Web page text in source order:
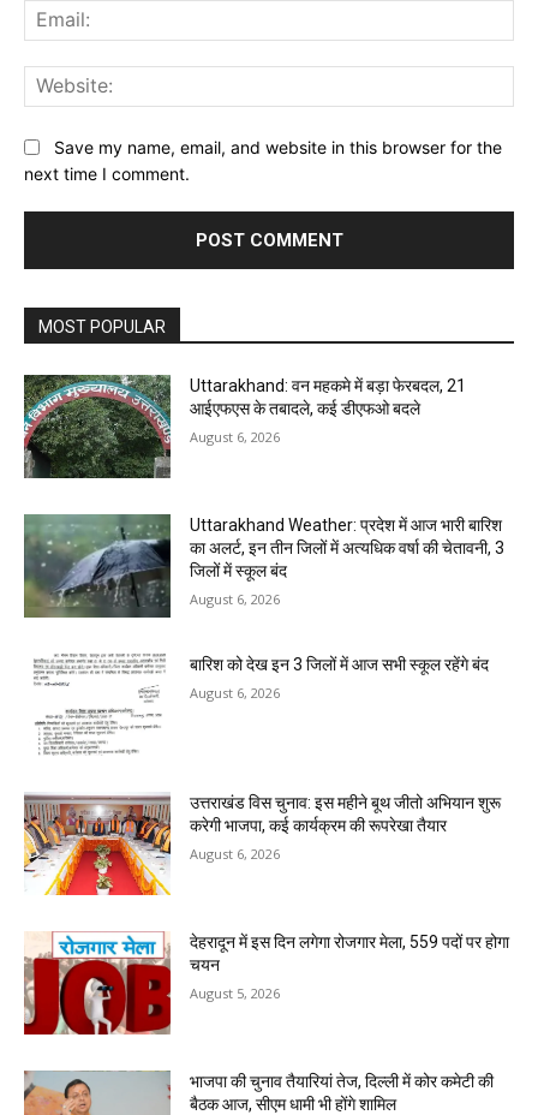
Save my name, email, and website in this browser for the
next time I comment.
MOST POPULAR
Uttarakhand: वन महकमे में बड़ा फेरबदल, 21
आईएफएस के तबादले, कई डीएफओ बदले
August 6, 2026
Uttarakhand Weather: प्रदेश में आज भारी बारिश
का अलर्ट, इन तीन जिलों में अत्यधिक वर्षा की चेतावनी, 3
जिलों में स्कूल बंद
August 6, 2026
बारिश को देख इन 3 जिलों में आज सभी स्कूल रहेंगे बंद
August 6, 2026
उत्तराखंड विस चुनाव: इस महीने बूथ जीतो अभियान शुरू
करेगी भाजपा, कई कार्यक्रम की रूपरेखा तैयार
August 6, 2026
देहरादून में इस दिन लगेगा रोजगार मेला, 559 पदों पर होगा
चयन
August 5, 2026
भाजपा की चुनाव तैयारियां तेज, दिल्ली में कोर कमेटी की
बैठक आज, सीएम धामी भी होंगे शामिल